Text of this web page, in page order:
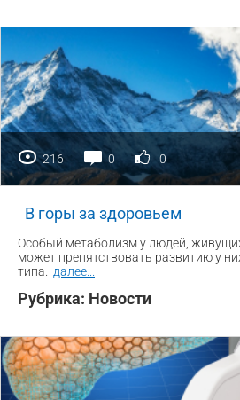
216 0 0
В горы за здоровьем
Особый метаболизм у людей,
может препятствовать развитию у
типа.
далее
Рубрика: Новости